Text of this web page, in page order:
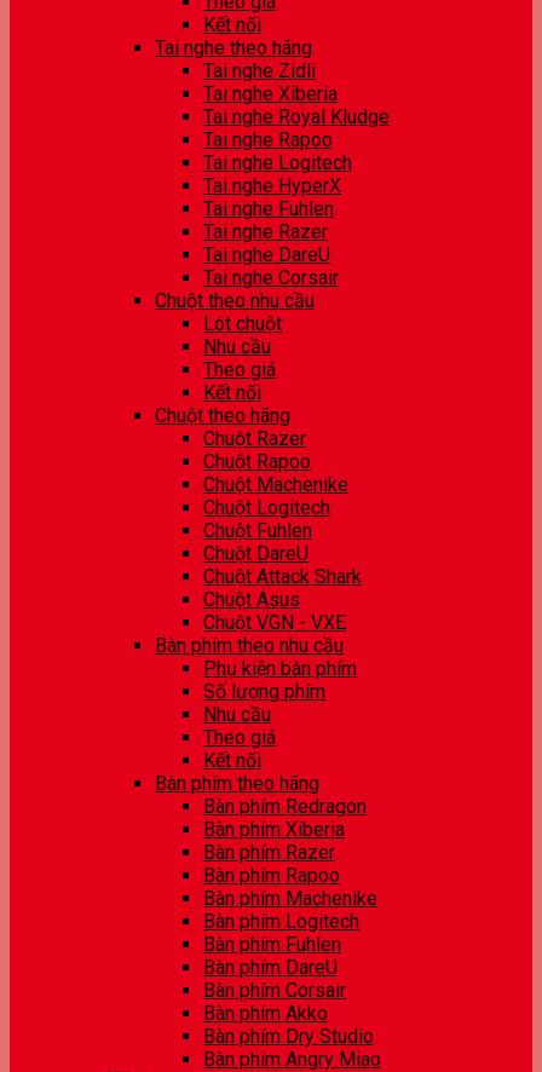
Kết nối
Tai nghe theo hãng
Tai nghe Zidli
Tai nghe Xiberia
Tai nghe Royal Kludge
Tai nghe Rapoo
Tai nghe Logitech
Tai nghe HyperX
Tai nghe Fuhlen
Tai nghe Razer
Tai nghe DareU
Tai nghe Corsair
Chuột theo nhu cầu
Lót chuột
Nhu cầu
Theo giá
Kết nối
Chuột theo hãng
Chuột Razer
Chuột Rapoo
Chuột Machenike
Chuột Logitech
Chuột Fuhlen
Chuột DareU
Chuột Attack Shark
Chuột Asus
Chuột VGN - VXE
Bàn phím theo nhu cầu
Phụ kiện bàn phím
Số lượng phím
Nhu cầu
Theo giá
Kết nối
Bàn phím theo hãng
Bàn phím Redragon
Bàn phím Xiberia
Bàn phím Razer
Bàn phím Rapoo
Bàn phím Machenike
Bàn phím Logitech
Bàn phím Fuhlen
Bàn phím DareU
Bàn phím Corsair
Bàn phím Akko
Bàn phím Dry Studio
Bàn phím Angry Miao